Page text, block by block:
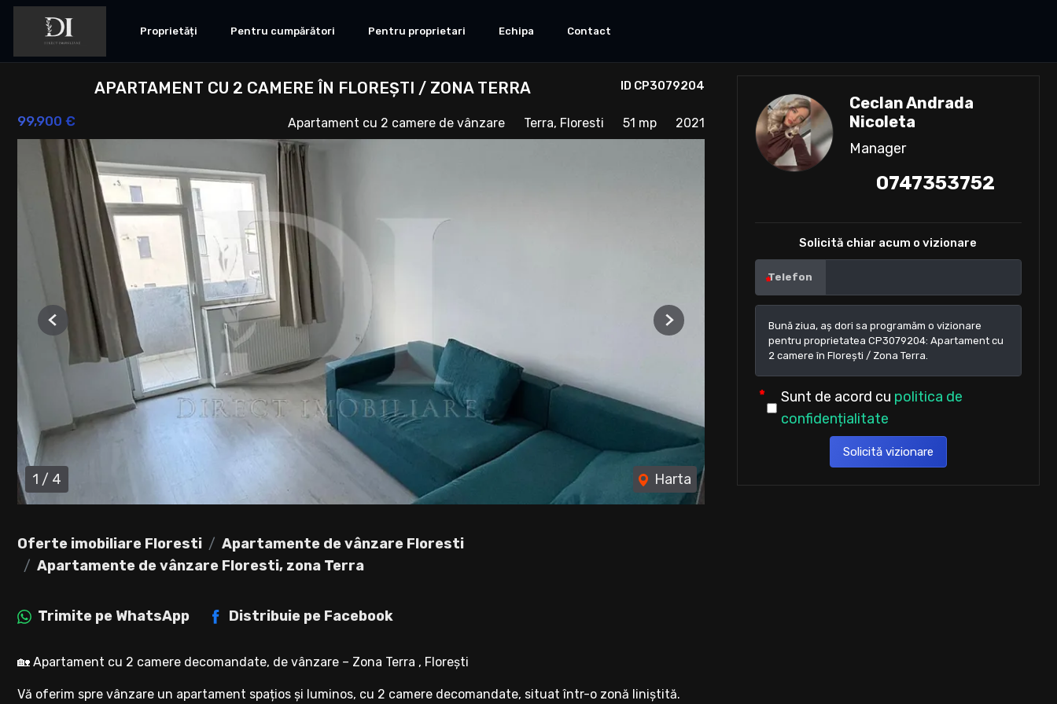
Proprietăți Pentru cumpărători Pentru proprietari Echipa Contact
ID CP3079204
APARTAMENT CU 2 CAMERE ÎN FLOREȘTI / ZONA TERRA
99,900 € Apartament cu 2 camere de vânzare Terra, Floresti 51 mp 2021
1 / 4 Harta
Previous Next
Oferte imobiliare Floresti
Apartamente de vânzare Floresti
Apartamente de vânzare Floresti, zona Terra
Trimite pe WhatsApp Distribuie pe Facebook
🏡 Apartament cu 2 camere decomandate, de vânzare – Zona Terra , Florești
Vă oferim spre vânzare un apartament spațios și luminos, cu 2 camere decomandate, situat într-o zonă liniștită.
Ceclan Andrada
Nicoleta
Manager
0747353752
Solicită chiar acum o vizionare
Telefon
Sunt de acord cu politica de
confidențialitate
Solicită vizionare